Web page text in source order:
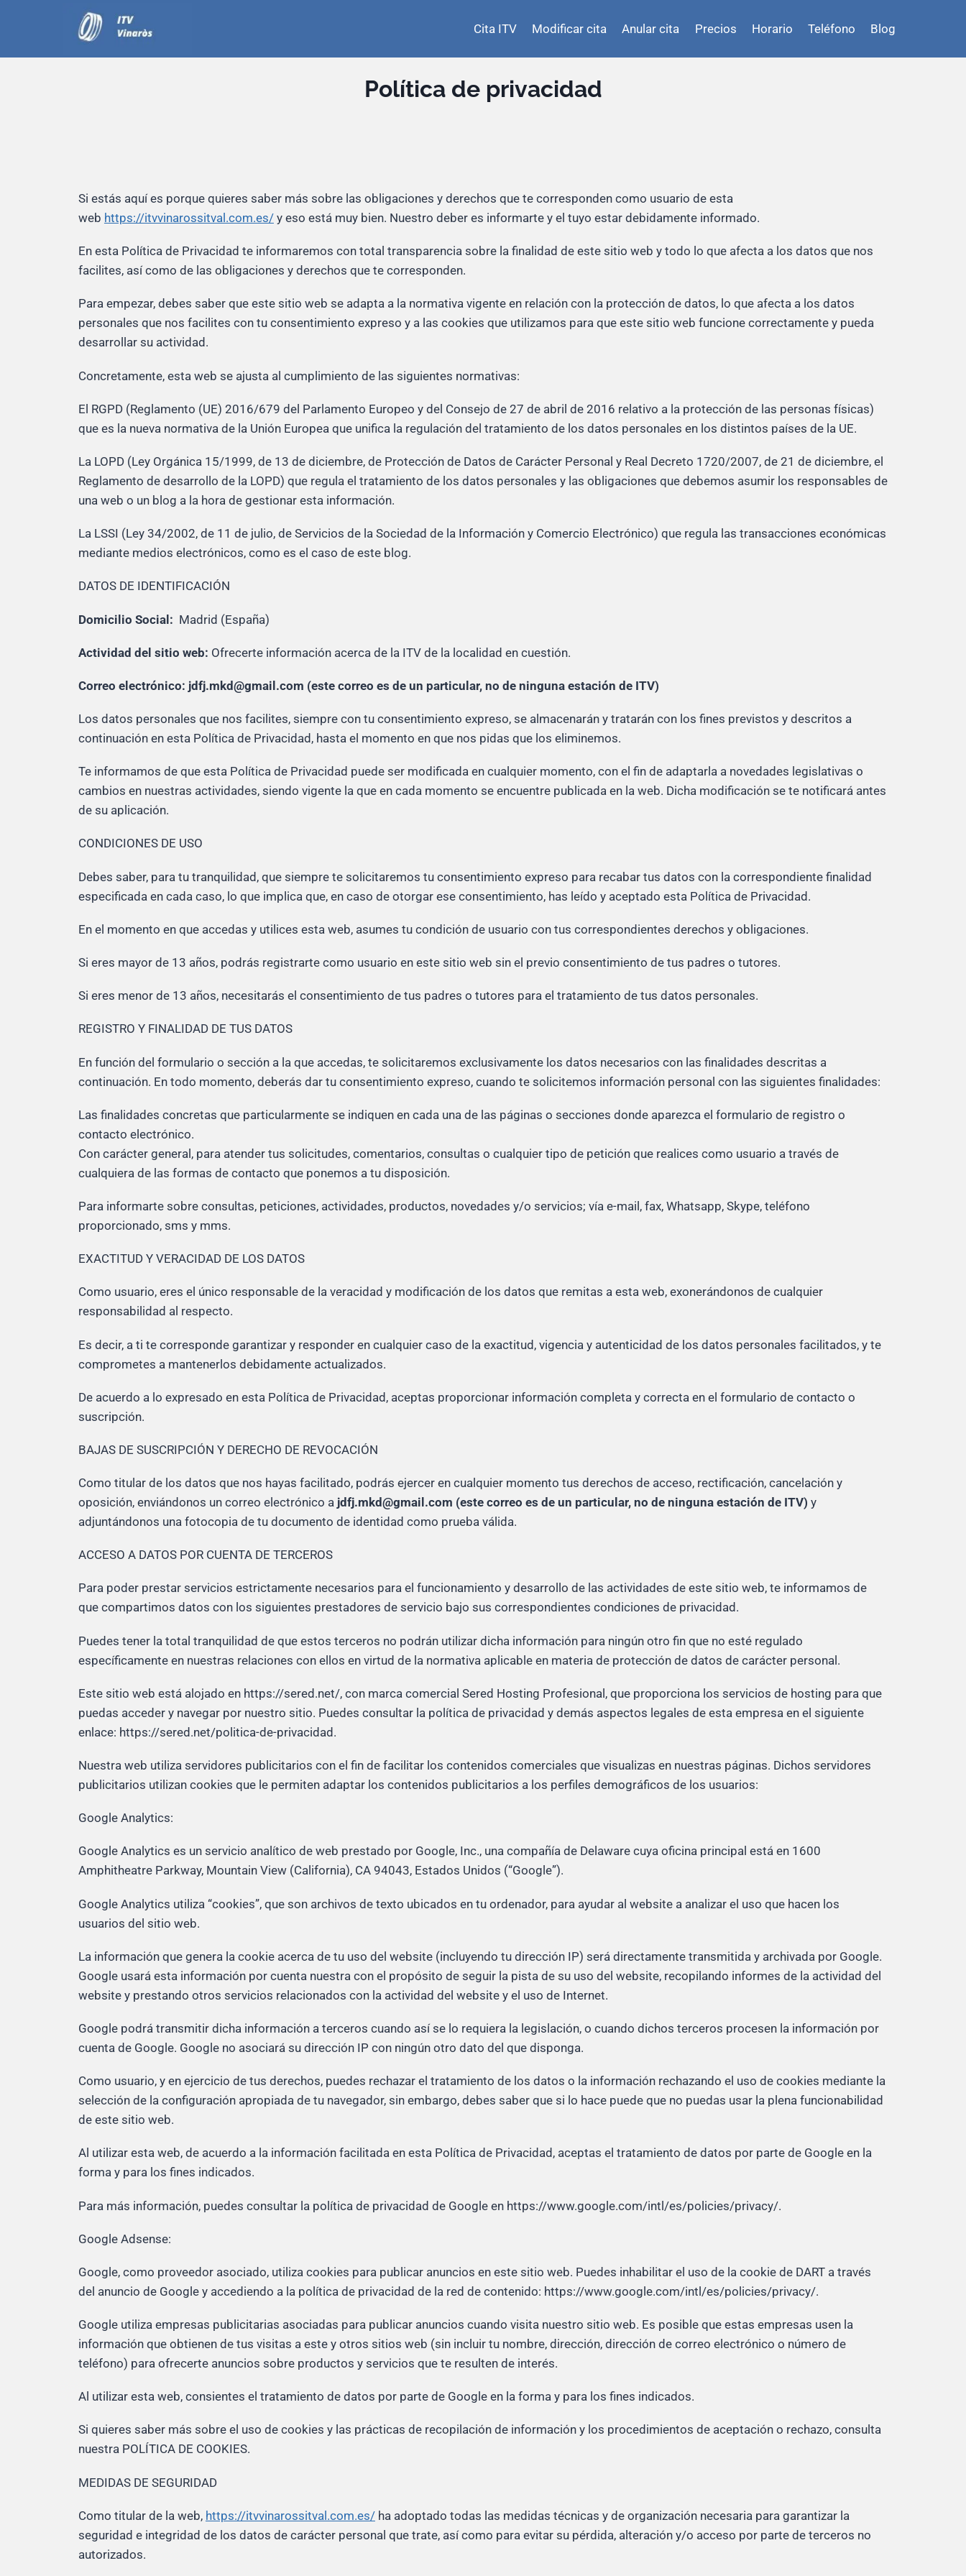
Cita ITV Modificar cita Anular cita Precios Horario Teléfono Blog
Política de privacidad
Si estás aquí es porque quieres saber más sobre las obligaciones y derechos que te corresponden como usuario de esta
web https://itvvinarossitval.com.es/y eso está muy bien. Nuestro deber es informarte y el tuyo estar debidamente informado.
En esta Política de Privacidad te informaremos con total transparencia sobre la finalidad de este sitio web y todo lo que afecta a los datos que nos
facilites, así como de las obligaciones y derechos que te corresponden.
Para empezar, debes saber que este sitio web se adapta a la normativa vigente en relación con la protección de datos, lo que afecta a los datos
personales que nos facilites con tu consentimiento expreso y a las cookies que utilizamos para que este sitio web funcione correctamente y pueda
desarrollar su actividad.
Concretamente, esta web se ajusta al cumplimiento de las siguientes normativas:
El RGPD (Reglamento (UE) 2016/679 del Parlamento Europeo y del Consejo de 27 de abril de 2016 relativo a la protección de las personas físicas)
que es la nueva normativa de la Unión Europea que unifica la regulación del tratamiento de los datos personales en los distintos países de la UE.
La LOPD (Ley Orgánica 15/1999, de 13 de diciembre, de Protección de Datos de Carácter Personal y Real Decreto 1720/2007, de 21 de diciembre, el
Reglamento de desarrollo de la LOPD) que regula el tratamiento de los datos personales y las obligaciones que debemos asumir los responsables de
una web o un blog a la hora de gestionar esta información.
La LSSI (Ley 34/2002, de 11 de julio, de Servicios de la Sociedad de la Información y Comercio Electrónico) que regula las transacciones económicas
mediante medios electrónicos, como es el caso de este blog.
DATOS DE IDENTIFICACIÓN
Domicilio Social: Madrid (España)
Actividad del sitio web: Ofrecerte información acerca de la ITV de la localidad en cuestión.
Correo electrónico: jdfj.mkd@gmail.com (este correo es de un particular, no de ninguna estación de ITV)
Los datos personales que nos facilites, siempre con tu consentimiento expreso, se almacenarán y tratarán con los fines previstos y descritos a
continuación en esta Política de Privacidad, hasta el momento en que nos pidas que los eliminemos.
Te informamos de que esta Política de Privacidad puede ser modificada en cualquier momento, con el fin de adaptarla a novedades legislativas o
cambios en nuestras actividades, siendo vigente la que en cada momento se encuentre publicada en la web. Dicha modificación se te notificará antes
de su aplicación.
CONDICIONES DE USO
Debes saber, para tu tranquilidad, que siempre te solicitaremos tu consentimiento expreso para recabar tus datos con la correspondiente finalidad
especificada en cada caso, lo que implica que, en caso de otorgar ese consentimiento, has leído y aceptado esta Política de Privacidad.
En el momento en que accedas y utilices esta web, asumes tu condición de usuario con tus correspondientes derechos y obligaciones.
Si eres mayor de 13 años, podrás registrarte como usuario en este sitio web sin el previo consentimiento de tus padres o tutores.
Si eres menor de 13 años, necesitarás el consentimiento de tus padres o tutores para el tratamiento de tus datos personales.
REGISTRO Y FINALIDAD DE TUS DATOS
En función del formulario o sección a la que accedas, te solicitaremos exclusivamente los datos necesarios con las finalidades descritas a
continuación. En todo momento, deberás dar tu consentimiento expreso, cuando te solicitemos información personal con las siguientes finalidades:
Las finalidades concretas que particularmente se indiquen en cada una de las páginas o secciones donde aparezca el formulario de registro o
contacto electrónico.
Con carácter general, para atender tus solicitudes, comentarios, consultas o cualquier tipo de petición que realices como usuario a través de
cualquiera de las formas de contacto que ponemos a tu disposición.
Para informarte sobre consultas, peticiones, actividades, productos, novedades y/o servicios; vía e-mail, fax, Whatsapp, Skype, teléfono
proporcionado, sms y mms.
EXACTITUD Y VERACIDAD DE LOS DATOS
Como usuario, eres el único responsable de la veracidad y modificación de los datos que remitas a esta web, exonerándonos de cualquier
responsabilidad al respecto.
Es decir, a ti te corresponde garantizar y responder en cualquier caso de la exactitud, vigencia y autenticidad de los datos personales facilitados, y te
comprometes a mantenerlos debidamente actualizados.
De acuerdo a lo expresado en esta Política de Privacidad, aceptas proporcionar información completa y correcta en el formulario de contacto o
suscripción.
BAJAS DE SUSCRIPCIÓN Y DERECHO DE REVOCACIÓN
Como titular de los datos que nos hayas facilitado, podrás ejercer en cualquier momento tus derechos de acceso, rectificación, cancelación y
oposición, enviándonos un correo electrónico a jdfj.mkd@gmail.com (este correo es de un particular, no de ninguna estación de ITV) y
adjuntándonos una fotocopia de tu documento de identidad como prueba válida.
ACCESO A DATOS POR CUENTA DE TERCEROS
Para poder prestar servicios estrictamente necesarios para el funcionamiento y desarrollo de las actividades de este sitio web, te informamos de
que compartimos datos con los siguientes prestadores de servicio bajo sus correspondientes condiciones de privacidad.
Puedes tener la total tranquilidad de que estos terceros no podrán utilizar dicha información para ningún otro fin que no esté regulado
específicamente en nuestras relaciones con ellos en virtud de la normativa aplicable en materia de protección de datos de carácter personal.
Este sitio web está alojado en https://sered.net/, con marca comercial Sered Hosting Profesional, que proporciona los servicios de hosting para que
puedas acceder y navegar por nuestro sitio. Puedes consultar la política de privacidad y demás aspectos legales de esta empresa en el siguiente
enlace: https://sered.net/politica-de-privacidad.
Nuestra web utiliza servidores publicitarios con el fin de facilitar los contenidos comerciales que visualizas en nuestras páginas. Dichos servidores
publicitarios utilizan cookies que le permiten adaptar los contenidos publicitarios a los perfiles demográficos de los usuarios:
Google Analytics:
Google Analytics es un servicio analítico de web prestado por Google, Inc., una compañía de Delaware cuya oficina principal está en 1600
Amphitheatre Parkway, Mountain View (California), CA 94043, Estados Unidos (“Google”).
Google Analytics utiliza “cookies”, que son archivos de texto ubicados en tu ordenador, para ayudar al website a analizar el uso que hacen los
usuarios del sitio web.
La información que genera la cookie acerca de tu uso del website (incluyendo tu dirección IP) será directamente transmitida y archivada por Google.
Google usará esta información por cuenta nuestra con el propósito de seguir la pista de su uso del website, recopilando informes de la actividad del
website y prestando otros servicios relacionados con la actividad del website y el uso de Internet.
Google podrá transmitir dicha información a terceros cuando así se lo requiera la legislación, o cuando dichos terceros procesen la información por
cuenta de Google. Google no asociará su dirección IP con ningún otro dato del que disponga.
Como usuario, y en ejercicio de tus derechos, puedes rechazar el tratamiento de los datos o la información rechazando el uso de cookies mediante la
selección de la configuración apropiada de tu navegador, sin embargo, debes saber que si lo hace puede que no puedas usar la plena funcionabilidad
de este sitio web.
Al utilizar esta web, de acuerdo a la información facilitada en esta Política de Privacidad, aceptas el tratamiento de datos por parte de Google en la
forma y para los fines indicados.
Para más información, puedes consultar la política de privacidad de Google en https://www.google.com/intl/es/policies/privacy/.
Google Adsense:
Google, como proveedor asociado, utiliza cookies para publicar anuncios en este sitio web. Puedes inhabilitar el uso de la cookie de DART a través
del anuncio de Google y accediendo a la política de privacidad de la red de contenido: https://www.google.com/intl/es/policies/privacy/.
Google utiliza empresas publicitarias asociadas para publicar anuncios cuando visita nuestro sitio web. Es posible que estas empresas usen la
información que obtienen de tus visitas a este y otros sitios web (sin incluir tu nombre, dirección, dirección de correo electrónico o número de
teléfono) para ofrecerte anuncios sobre productos y servicios que te resulten de interés.
Al utilizar esta web, consientes el tratamiento de datos por parte de Google en la forma y para los fines indicados.
Si quieres saber más sobre el uso de cookies y las prácticas de recopilación de información y los procedimientos de aceptación o rechazo, consulta
nuestra POLÍTICA DE COOKIES.
MEDIDAS DE SEGURIDAD
Como titular de la web, https://itvvinarossitval.com.es/ha adoptado todas las medidas técnicas y de organización necesaria para garantizar la
seguridad e integridad de los datos de carácter personal que trate, así como para evitar su pérdida, alteración y/o acceso por parte de terceros no
autorizados.